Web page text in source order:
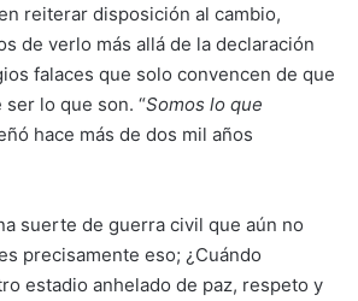
reiterar disposición al cambio,
de verlo más allá de la declaración
falaces que solo convencen de que
lo que son. “Somos lo que
hace más de dos mil años
suerte de guerra civil que aún no
precisamente eso; ¿Cuándo
estadio anhelado de paz, respeto y